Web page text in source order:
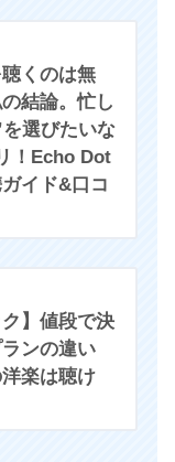
くのは無
結論。忙し
選びたいな
！Echo Dot
イド&口コ
ク】値段で決
ンの違い
楽は聴け